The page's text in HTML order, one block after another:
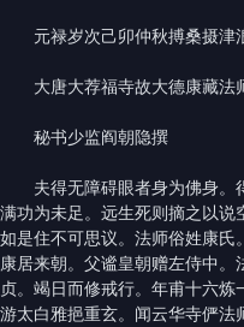
元禄岁次己卯仲秋搏桑摄津
大唐大荐福寺故大德康藏法
秘书少监阎朝隐撰
夫得无障碍眼者身为佛身。
满功为未足。远生死则摘之以说
如是住不可思议。法师俗姓康氏
康居来朝。父谧皇朝赠左侍中
贞。竭日而修戒行。年甫十六
游太白雅挹重玄。闻云华寺俨法